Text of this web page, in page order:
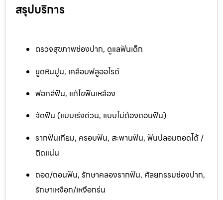
สรุปบริการ
ตรวจสุขภาพช่องปาก, ดูแลฟันเด็ก
ขูดหินปูน, เคลือบฟลูออไรด์
ฟอกสีฟัน, แก้ไขฟันเหลือง
จัดฟัน (แบบเร่งด่วน, แบบไม่ต้องถอนฟัน)
รากฟันเทียม, ครอบฟัน, สะพานฟัน, ฟันปลอมถอดได้ /
ติดแน่น
ถอด/ถอนฟัน, รักษาคลองรากฟัน, ศัลยกรรมช่องปาก,
รักษาเหงือก/เหงือกร่น